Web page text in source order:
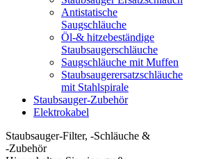
Antistatische
Saugschläuche
Öl-& hitzebeständige
Staubsaugerschläuche
Saugschläuche mit Muffen
Staubsaugerersatzschläuche
mit Stahlspirale
Staubsauger-Zubehör
Elektrokabel
Staubsauger-Filter, -Schläuche &
-Zubehör